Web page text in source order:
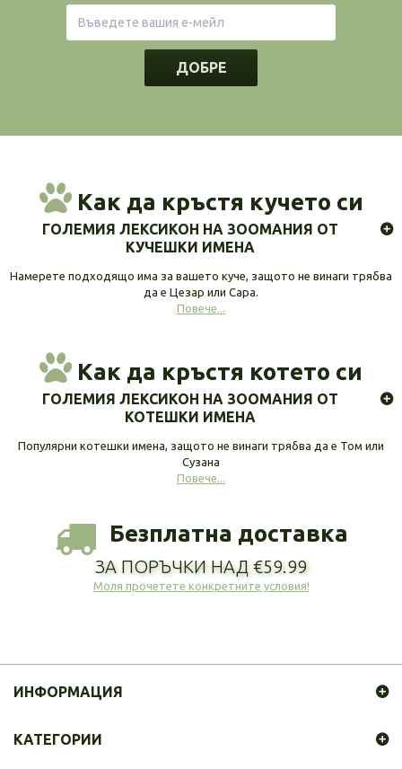
ДОБРЕ
Как да кръстя кучето си
ГОЛЕМИЯ ЛЕКСИКОН НА ЗООМАНИЯ ОТ
КУЧЕШКИ ИМЕНА
Намерете подходящо има за вашето куче, защото не винаги трябва
да е Цезар или Сара.
Повече...
Как да кръстя котето си
ГОЛЕМИЯ ЛЕКСИКОН НА ЗООМАНИЯ ОТ
КОТЕШКИ ИМЕНА
Популярни котешки имена, защото не винаги трябва да е Том или
Сузана
Повече...
Безплатна доставка
ЗА ПОРЪЧКИ НАД €59.99
Моля прочетете конкретните условия!
ИНФОРМАЦИЯ
КАТЕГОРИИ